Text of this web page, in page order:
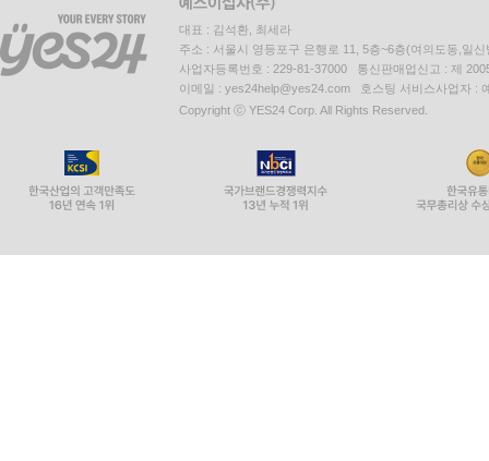
대표 : 김석환, 최세라
주소 : 서울시 영등포구 은행로 11, 5층~6층(여의도동,일신
사업자등록번호 : 229-81-37000 통신판매업신고 : 제
이메일 : yes24help@yes24.com 호스팅 서비스사업자 :
Copyright ⓒ YES24 Corp. All Rights Reserved.